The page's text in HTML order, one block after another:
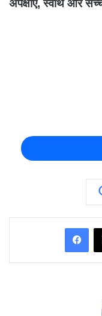
अपेक्षाएँ, स्वार्थ और